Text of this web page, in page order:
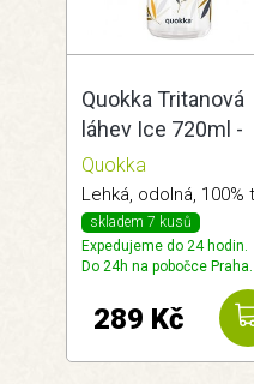
Quokka Tritanová
láhev Ice 720ml -
bamboo
Quokka
skladem 7 kusů
Expedujeme do 24 hodin.
Do 24h na pobočce Praha.
289 Kč